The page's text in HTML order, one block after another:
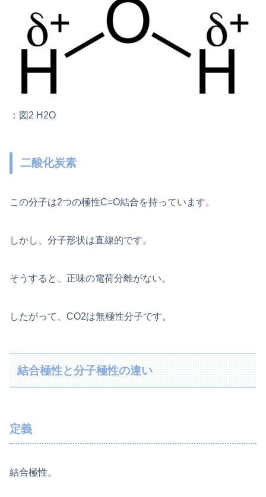
：図2 H2O
二酸化炭素
この分子は2つの極性C=O結合を持っています。
しかし、分子形状は直線的です。
そうすると、正味の電荷分離がない。
したがって、CO2は無極性分子です。
結合極性と分子極性の違い
定義
結合極性。